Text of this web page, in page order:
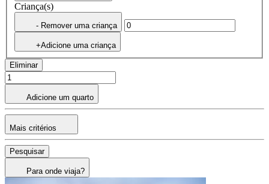
Criança(s)
- Remover uma criança
+Adicione uma criança
Eliminar
Adicione um quarto
Mais critérios
Pesquisar
Para onde viaja?